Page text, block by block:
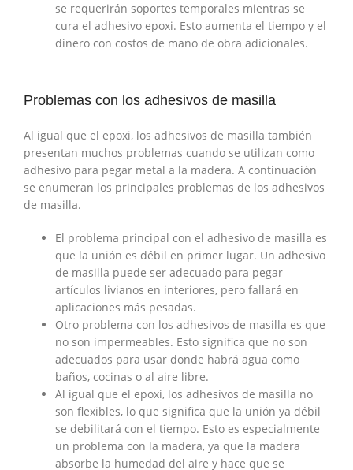
se requerirán soportes temporales mientras se
cura el adhesivo epoxi. Esto aumenta el tiempo y el
dinero con costos de mano de obra adicionales.
Problemas con los adhesivos de masilla
Al igual que el epoxi, los adhesivos de masilla también
presentan muchos problemas cuando se utilizan como
adhesivo para pegar metal a la madera. A continuación
se enumeran los principales problemas de los adhesivos
de masilla.
El problema principal con el adhesivo de masilla es
que la unión es débil en primer lugar. Un adhesivo
de masilla puede ser adecuado para pegar
artículos livianos en interiores, pero fallará en
aplicaciones más pesadas.
Otro problema con los adhesivos de masilla es que
no son impermeables. Esto significa que no son
adecuados para usar donde habrá agua como
baños, cocinas o al aire libre.
Al igual que el epoxi, los adhesivos de masilla no
son flexibles, lo que significa que la unión ya débil
se debilitará con el tiempo. Esto es especialmente
un problema con la madera, ya que la madera
absorbe la humedad del aire y hace que se